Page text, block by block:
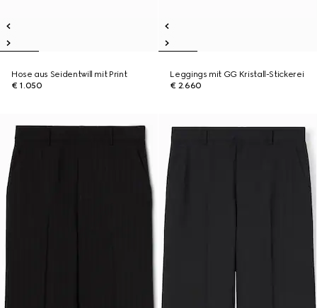
Hose aus Seidentwill mit Print
€ 1.050
Leggings mit GG Kristall-Stickerei
€ 2.660